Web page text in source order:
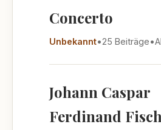
Concerto
Unbekannt•25 Beiträge•
Johann Caspar
Ferdinand